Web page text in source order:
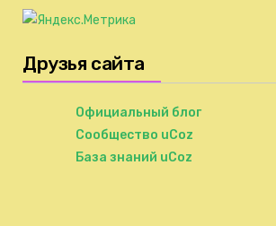
Друзья сайта
Официальный блог
Сообщество uCoz
База знаний uCoz